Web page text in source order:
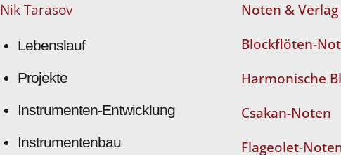
Nik Tarasov
Lebenslauf
Projekte
Instrumenten-Entwicklung
Instrumentenbau
Noten & Verlag
Blockflöten-
Harmonische
Csakan-Noten
Flageolet-